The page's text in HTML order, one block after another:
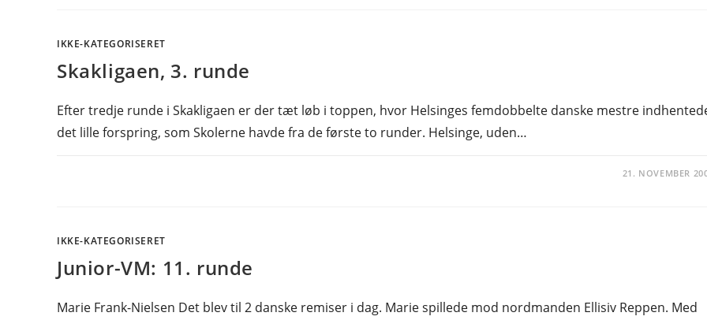
IKKE-KATEGORISERET
Skakligaen, 3. runde
Efter tredje runde i Skakligaen er der tæt løb i toppen, hvor Helsinges femdobbelte danske mestre
det lille forspring, som Skolerne havde fra de første to runder. Helsinge, uden…
21. NOVEMBER
IKKE-KATEGORISERET
Junior-VM: 11. runde
Marie Frank-Nielsen Det blev til 2 danske remiser i dag. Marie spillede mod nordmanden Ellisiv Reppen. Med